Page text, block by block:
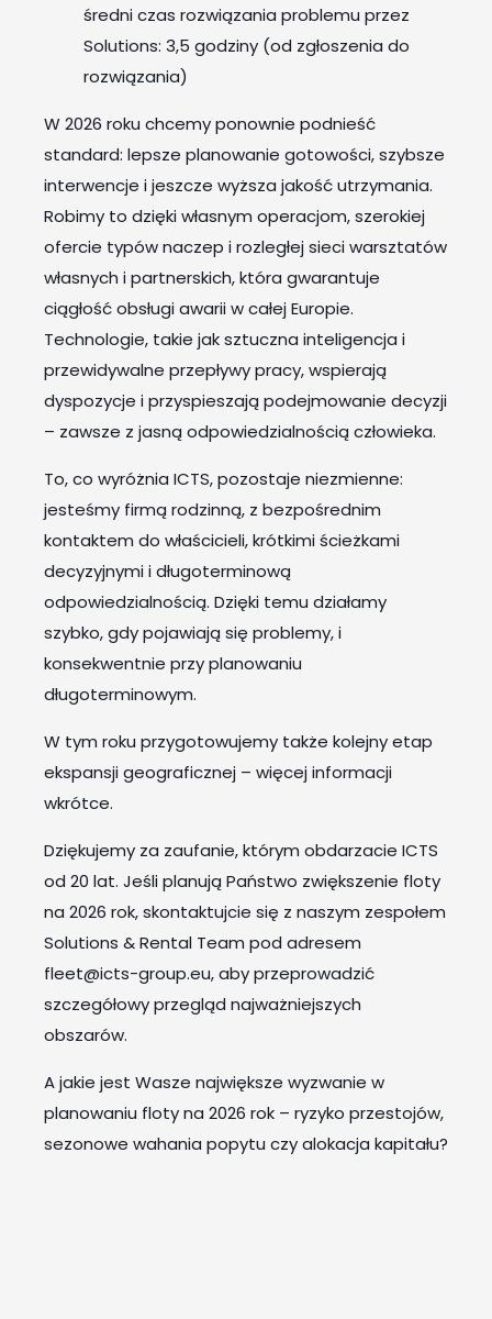
średni czas rozwiązania problemu przez
Solutions: 3,5 godziny (od zgłoszenia do
rozwiązania)
W 2026 roku chcemy ponownie podnieść
standard: lepsze planowanie gotowości, szybsze
interwencje i jeszcze wyższa jakość utrzymania.
Robimy to dzięki własnym operacjom, szerokiej
ofercie typów naczep i rozległej sieci warsztatów
własnych i partnerskich, która gwarantuje
ciągłość obsługi awarii w całej Europie.
Technologie, takie jak sztuczna inteligencja i
przewidywalne przepływy pracy, wspierają
dyspozycje i przyspieszają podejmowanie decyzji
– zawsze z jasną odpowiedzialnością człowieka.
To, co wyróżnia ICTS, pozostaje niezmienne:
jesteśmy firmą rodzinną, z bezpośrednim
kontaktem do właścicieli, krótkimi ścieżkami
decyzyjnymi i długoterminową
odpowiedzialnością. Dzięki temu działamy
szybko, gdy pojawiają się problemy, i
konsekwentnie przy planowaniu
długoterminowym.
W tym roku przygotowujemy także kolejny etap
ekspansji geograficznej – więcej informacji
wkrótce.
Dziękujemy za zaufanie, którym obdarzacie ICTS
od 20 lat. Jeśli planują Państwo zwiększenie floty
na 2026 rok, skontaktujcie się z naszym zespołem
Solutions & Rental Team pod adresem
fleet@icts-group.eu, aby przeprowadzić
szczegółowy przegląd najważniejszych
obszarów.
A jakie jest Wasze największe wyzwanie w
planowaniu floty na 2026 rok – ryzyko przestojów,
sezonowe wahania popytu czy alokacja kapitału?